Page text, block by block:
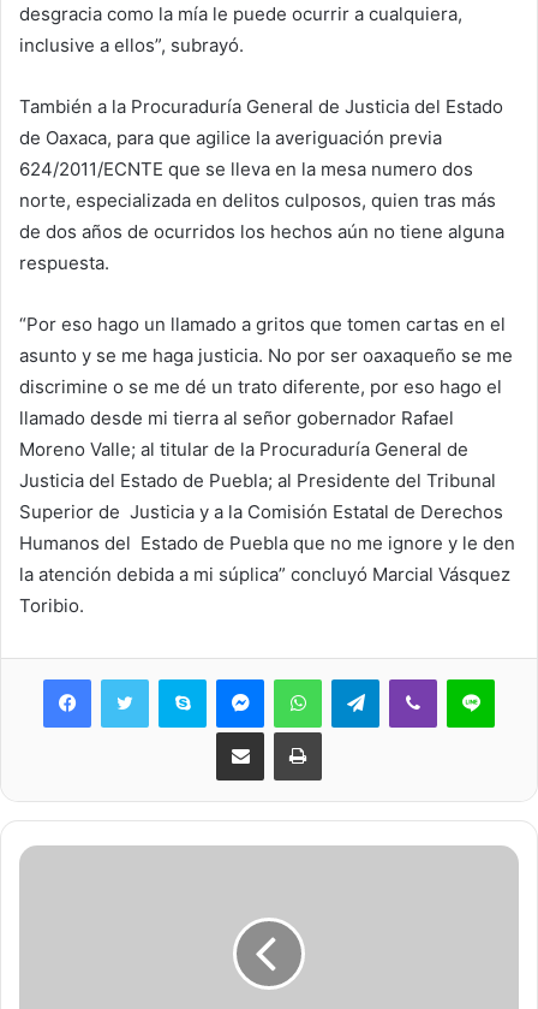
desgracia como la mía le puede ocurrir a cualquiera,
inclusive a ellos”, subrayó.
También a la Procuraduría General de Justicia del Estado
de Oaxaca, para que agilice la averiguación previa
624/2011/ECNTE que se lleva en la mesa numero dos
norte, especializada en delitos culposos, quien tras más
de dos años de ocurridos los hechos aún no tiene alguna
respuesta.
“Por eso hago un llamado a gritos que tomen cartas en el
asunto y se me haga justicia. No por ser oaxaqueño se me
discrimine o se me dé un trato diferente, por eso hago el
llamado desde mi tierra al señor gobernador Rafael
Moreno Valle; al titular de la Procuraduría General de
Justicia del Estado de Puebla; al Presidente del Tribunal
Superior de Justicia y a la Comisión Estatal de Derechos
Humanos del Estado de Puebla que no me ignore y le den
la atención debida a mi súplica” concluyó Marcial Vásquez
Toribio.
Skype MessengerWhatsAppTelegramViber Line
Share via Email Print